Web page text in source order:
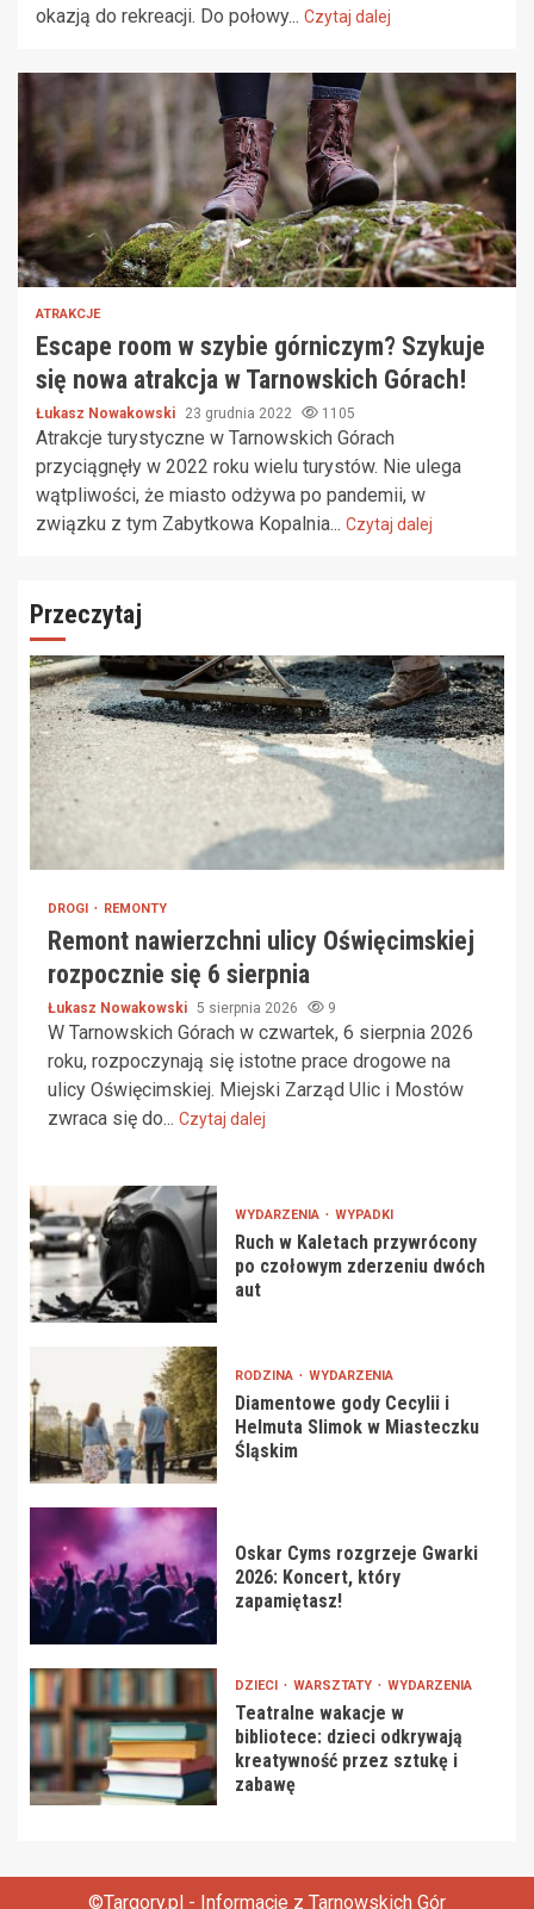
okazją do rekreacji. Do połowy... Czytaj dalej
ATRAKCJE
Escape room w szybie górniczym? Szykuje
się nowa atrakcja w Tarnowskich Górach!
Łukasz Nowakowski 23 grudnia 2022 1105
Atrakcje turystyczne w Tarnowskich Górach
przyciągnęły w 2022 roku wielu turystów. Nie ulega
wątpliwości, że miasto odżywa po pandemii, w
związku z tym Zabytkowa Kopalnia... Czytaj dalej
Przeczytaj
DROGI REMONTY
Remont nawierzchni ulicy Oświęcimskiej
rozpocznie się 6 sierpnia
Łukasz Nowakowski 5 sierpnia 2026 9
W Tarnowskich Górach w czwartek, 6 sierpnia 2026
roku, rozpoczynają się istotne prace drogowe na
ulicy Oświęcimskiej. Miejski Zarząd Ulic i Mostów
zwraca się do... Czytaj dalej
WYDARZENIA WYPADKI
Ruch w Kaletach przywrócony
po czołowym zderzeniu dwóch
aut
RODZINA WYDARZENIA
Diamentowe gody Cecylii i
Helmuta Slimok w Miasteczku
Śląskim
Oskar Cyms rozgrzeje Gwarki
2026: Koncert, który
zapamiętasz!
DZIECI WARSZTATY WYDARZENIA
Teatralne wakacje w
bibliotece: dzieci odkrywają
kreatywność przez sztukę i
zabawę
©Targory.pl - Informacje z Tarnowskich Gór